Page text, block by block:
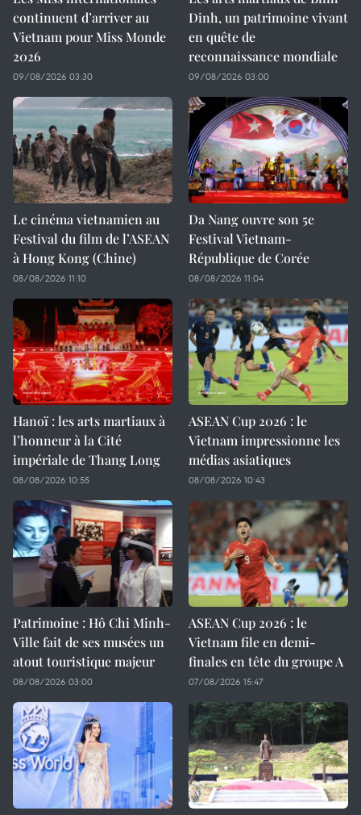
continuent d’arriver au
Vietnam pour Miss Monde
2026
09/08/2026 03:30
Dinh, un patrimoine vivant
en quête de
reconnaissance mondiale
09/08/2026 03:00
Le cinéma vietnamien au
Festival du film de l’ASEAN
à Hong Kong (Chine)
08/08/2026 11:10
Da Nang ouvre son 5e
Festival Vietnam-
République de Corée
08/08/2026 11:04
Hanoï : les arts martiaux à
l’honneur à la Cité
impériale de Thang Long
08/08/2026 10:55
ASEAN Cup 2026 : le
Vietnam impressionne les
médias asiatiques
08/08/2026 10:43
Patrimoine : Hô Chi Minh-
Ville fait de ses musées un
atout touristique majeur
08/08/2026 03:00
ASEAN Cup 2026 : le
Vietnam file en demi-
finales en tête du groupe A
07/08/2026 15:47